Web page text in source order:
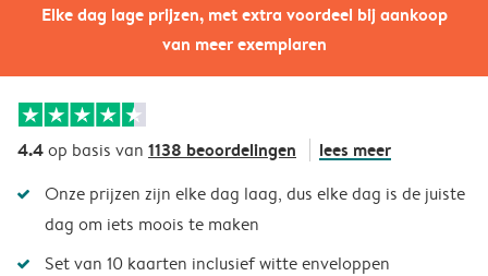
Elke dag lage prijzen, met extra voordeel bij aankoop
van meer exemplaren
4.4op basis van 1138 beoordelingen lees meer
Onze prijzen zijn elke dag laag, dus elke dag is de juiste
dag om iets moois te maken
Set van 10 kaarten inclusief witte enveloppen